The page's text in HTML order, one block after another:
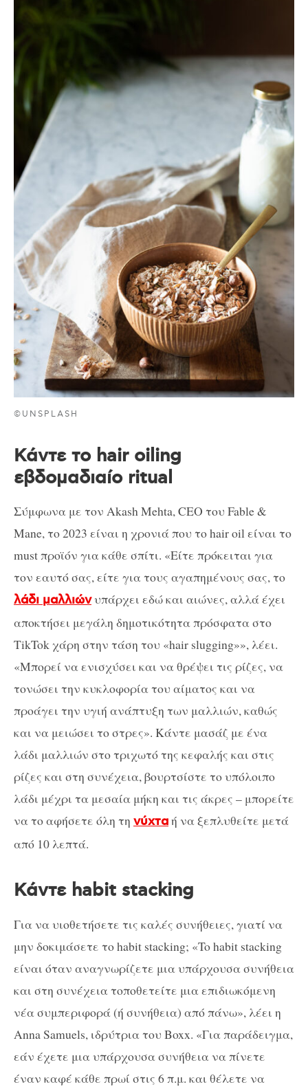
©UNSPLASH
Κάντε το hair oiling
εβδομαδιαίο ritual
Σύμφωνα με τον Akash Mehta, CEO τoυ Fable &
Mane, το 2023 είναι η χρονιά που το hair oil είναι το
must προϊόν για κάθε σπίτι. «Είτε πρόκειται για
τον εαυτό σας, είτε για τους αγαπημένους σας, το
λάδι μαλλιώνυπάρχει εδώ και αιώνες, αλλά έχει
αποκτήσει μεγάλη δημοτικότητα πρόσφατα στο
TikTok χάρη στην τάση του «hair slugging»», λέει.
«Μπορεί να ενισχύσει και να θρέψει τις ρίζες, να
τονώσει την κυκλοφορία του αίματος και να
προάγει την υγιή ανάπτυξη των μαλλιών, καθώς
και να μειώσει το στρες». Κάντε μασάζ με ένα
λάδι μαλλιών στο τριχωτό της κεφαλής και στις
ρίζες και στη συνέχεια, βουρτσίστε το υπόλοιπο
λάδι μέχρι τα μεσαία μήκη και τις άκρες – μπορείτε
να το αφήσετε όλη τη νύχταή να ξεπλυθείτε μετά
από 10 λεπτά.
Κάντε habit stacking
Για να υιοθετήσετε τις καλές συνήθειες, γιατί να
μην δοκιμάσετε το habit stacking; «To habit stacking
είναι όταν αναγνωρίζετε μια υπάρχουσα συνήθεια
και στη συνέχεια τοποθετείτε μια επιδιωκόμενη
νέα συμπεριφορά (ή συνήθεια) από πάνω», λέει η
Anna Samuels, ιδρύτρια του Boxx. «Για παράδειγμα,
εάν έχετε μια υπάρχουσα συνήθεια να πίνετε
έναν καφέ κάθε πρωί στις 6 π.μ. και θέλετε να